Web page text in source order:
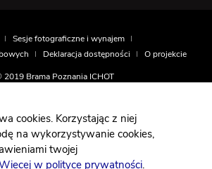
2019 Brama Poznania ICHOT
Sesje fotograficzne i wynajem
Deklaracja dostępności O projekcie
jest ze środków Europejskiego
w ramach działania 6.4
cookies. Korzystając z niej
na wykorzystywanie cookies,
twojej
w polityce prywatności.